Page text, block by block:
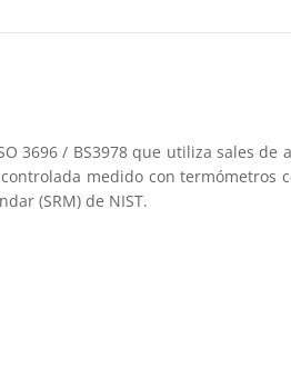
3696 / BS3978 que utiliza sales de
medido con termómetros
(SRM) de NIST.